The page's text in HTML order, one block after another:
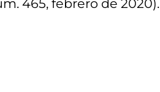
465, febrero de 2020).